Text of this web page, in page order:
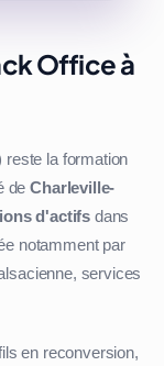
Office à
la formation
deCharleville-
d'actifsdans
notamment par
services
en reconversion,